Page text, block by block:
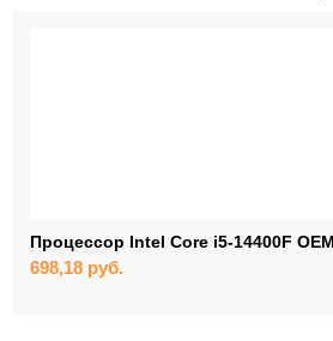
Процессор Intel Core i5-14400F OEM
698,18 руб.